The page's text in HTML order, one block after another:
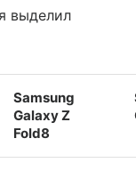
выделил
Samsung
Galaxy Z
Fold8